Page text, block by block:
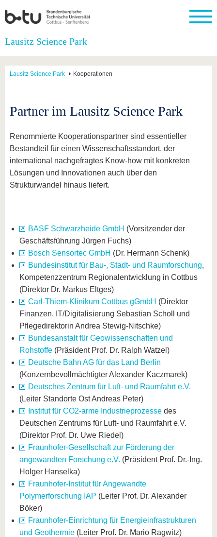
Startseite
Universität
Karriere
Partnerschaften
Strukturwandel
Forschung
Förderung
Nachwuchs
Studium
Studienangebot
Im
Nach
dem
Studium
International
Ausland
BTU ins
Ausland
Für
internationale
Weiterbildung
Kontakt
Transfer
und
Gründen
an der
BTU
Unileben
BTU &
Lausitz Science Park
Lausitz Science Park Kooperationen
Partner im Lausitz Science Park
Renommierte Kooperationspartner sind essentieller
Bestandteil für einen Wissenschaftsstandort, der
international nachgefragtes Know-how mit konkreten
Lösungen und Innovationen auch über den
Strukturwandel hinaus liefert.
BASF Schwarzheide GmbH (Vorsitzender der
Geschäftsführung Jürgen Fuchs)
Bosch Sensortec GmbH (Dr. Hermann Schenk)
Bundesinstitut für Bau-, Stadt- und Raumforschung,
Kompetenzzentrum Regionalentwicklung in Cottbus
(Direktor Dr. Markus Eltges)
Carl-Thiem-Klinikum Cottbus gGmbH (Direktor
Finanzen, IT/Digitalisierung Sebastian Scholl und
Pflegedirektorin Andrea Stewig-Nitschke)
Bundesanstalt für Geowissenschaften und
Rohstoffe (Präsident Prof. Dr. Ralph Watzel)
Deutsche Bahn AG für das Land Berlin
(Konzernbevollmächtigter Alexander Kaczmarek)
Deutsches Zentrum für Luft- und Raumfahrt e.V.
(Leiter Standorte Ost Andreas Peter)
Institut für CO2-arme Industrieprozesse des
Deutschen Zentrums für Luft- und Raumfahrt e.V.
(Direktor Prof. Dr. Uwe Riedel)
Fraunhofer-Gesellschaft zur Förderung der
angewandten Forschung e.V. (Präsident Prof. Dr.-Ing.
Holger Hanselka)
Fraunhofer-Institut für Angewandte
Polymerforschung IAP (Leiter Prof. Dr. Alexander
Böker)
Fraunhofer-Einrichtung für Energieinfrastrukturen
und Geothermie (Leiter Prof. Dr. Mario Ragwitz)